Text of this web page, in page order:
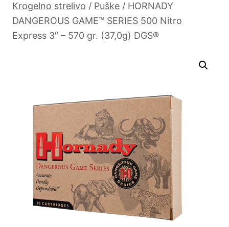
Krogelno strelivo / Puške / HORNADY
DANGEROUS GAME™ SERIES 500 Nitro
Express 3″ – 570 gr. (37,0g) DGS®